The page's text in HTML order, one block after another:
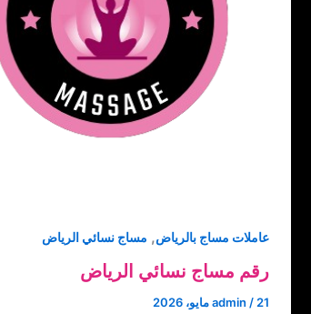
عاملات مساج بالرياض, مساج نسائي الرياض
رقم مساج نسائي الرياض
admin/21 مايو، 2026